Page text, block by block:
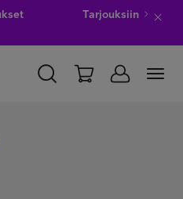
Tarjouksiin